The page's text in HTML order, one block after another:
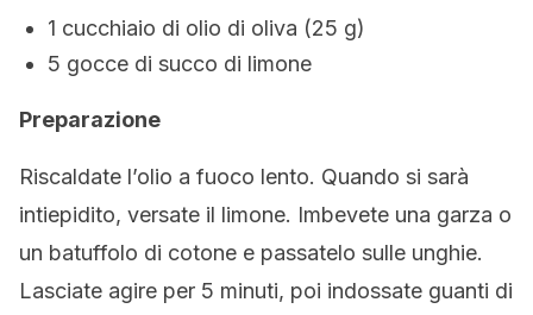
1 cucchiaio di olio di oliva (25 g)
5 gocce di succo di limone
Preparazione
Riscaldate l’olio a fuoco lento. Quando si sarà
intiepidito, versate il limone. Imbevete una garza o
un batuffolo di cotone e passatelo sulle unghie.
Lasciate agire per 5 minuti, poi indossate guanti di